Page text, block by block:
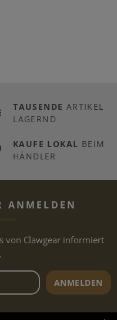
TAUSENDE ARTIKEL
LAGERND
KAUFE LOKAL BEIM
HÄNDLER
ANMELDEN
von Clawgear informiert
E-Mail-Adresse
ANMELDEN